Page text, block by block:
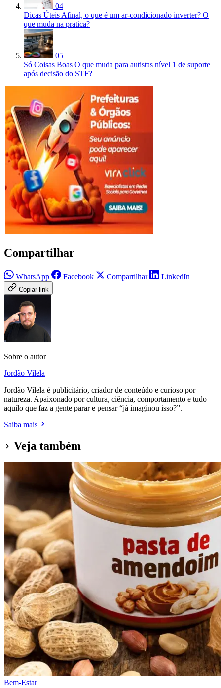
04
Dicas Úteis Afinal, o que é um ar-condicionado inverter? O
que muda na prática?
05
Só Coisas Boas O que muda para autistas nível 1 de suporte
após decisão do STF?
Compartilhar
WhatsApp Facebook Compartilhar LinkedIn
Copiar link
Sobre o autor
Jordão Vilela
Jordão Vilela é publicitário, criador de conteúdo e curioso por
natureza. Apaixonado por cultura, ciência, comportamento e tudo
aquilo que faz a gente parar e pensar “já imaginou isso?”.
Saiba mais
Veja também
Bem-Estar